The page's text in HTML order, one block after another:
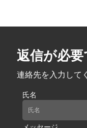
返信が必要
連絡先を入力して
氏名